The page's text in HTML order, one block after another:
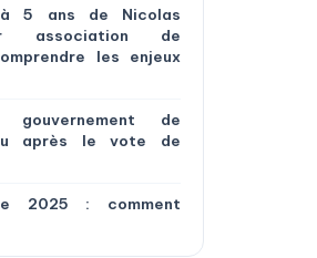
à 5 ans de Nicolas
association de
les enjeux
gouvernement de
après le vote de
2025 : comment